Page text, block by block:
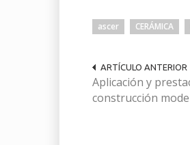
ascer CERÁMICA
ARTÍCULO ANTERIOR
Aplicación y
construcción